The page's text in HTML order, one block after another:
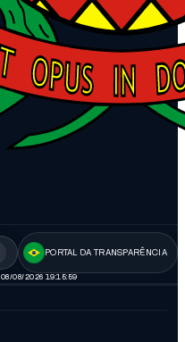
PORTAL DA TRANSPARÊNCIA
08/08/2026 19:15:59